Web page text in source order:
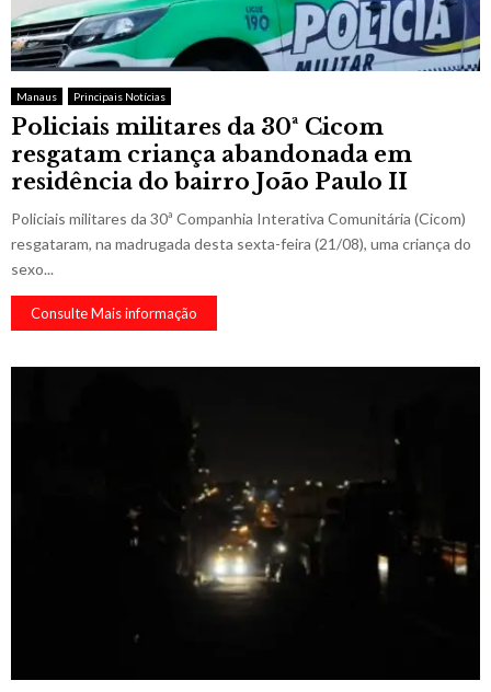
Manaus Principais Notícias
Policiais militares da 30ª Cicom
resgatam criança abandonada em
residência do bairro João Paulo II
Policiais militares da 30ª Companhia Interativa Comunitária (Cicom)
resgataram, na madrugada desta sexta-feira (21/08), uma criança do
sexo...
Consulte Mais informação